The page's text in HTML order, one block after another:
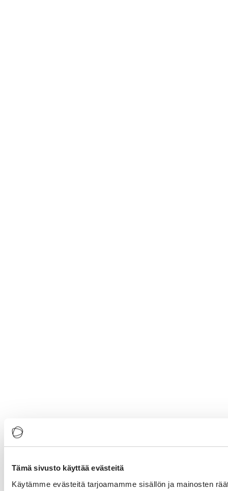
Tämä sivusto käyttää evästeitä
Käytämme evästeitä tarjoamamme sisällön ja mainosten